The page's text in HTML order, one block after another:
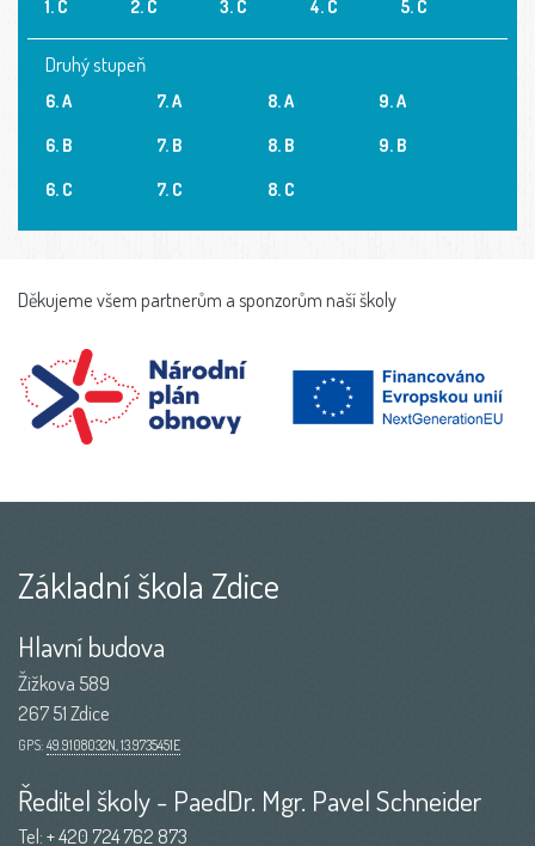
1. C 2. C 3. C 4. C 5. C
Druhý stupeň
6. A
6. B
6. C
7. A
7. B
7. C
8. A
8. B
8. C
9. A
9. B
Děkujeme všem partnerům a sponzorům naší školy
Základní škola Zdice
Hlavní budova
Žižkova 589
267 51 Zdice
GPS: 49.9108032N, 13.9735451E
Ředitel školy - PaedDr. Mgr. Pavel Schneider
Tel:+ 420 724 762 873